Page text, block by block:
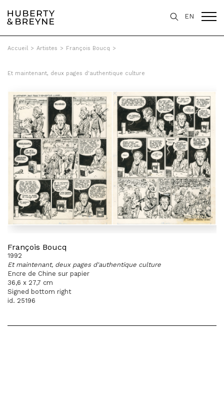
EN
Accueil > Artistes > François Boucq >
Et maintenant, deux pages d'authentique culture
François Boucq
1992
Et maintenant, deux pages d'authentique culture
Encre de Chine sur papier
36,6 x 27,7 cm
Signed bottom right
id. 25196